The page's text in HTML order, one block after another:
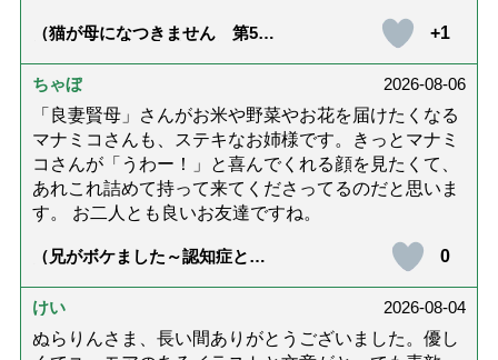
（猫が母になつきません 第500
+1
ちゃぼ
2026-08-06
「良妻賢母」さんがお米や野菜やお花を届けたくなる
マナミコさんも、ステキなお姉様です。きっとマナミ
コさんが「うわー！」と喜んでくれる顔を見たくて、
あれこれ詰めて持って来てくださってるのだと思いま
す。 お二人とも良いお友達ですね。
（兄がボケました～認知症と介
達』が届きました」）
0
けい
2026-08-04
ぬらりんさま、長い間ありがとうございました。優し